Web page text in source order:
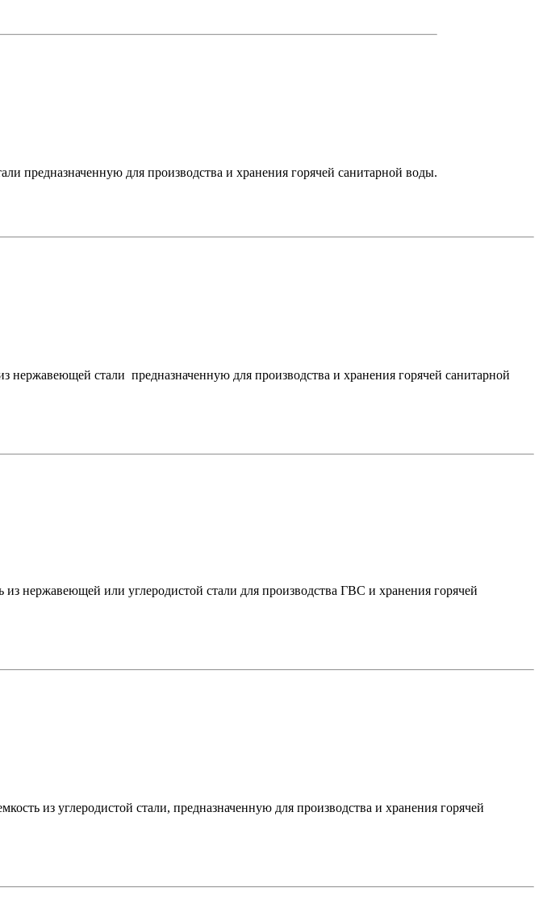
предназначенную для производства и хранения горячей санитарной воды.
нержавеющей стали предназначенную для производства и хранения горячей санитарной
из нержавеющей или углеродистой стали для производства ГВС и хранения горячей
из углеродистой стали, предназначенную для производства и хранения горячей